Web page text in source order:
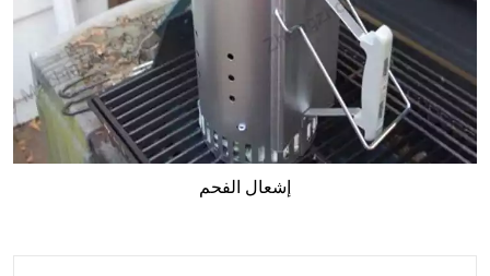
إشعال الفحم